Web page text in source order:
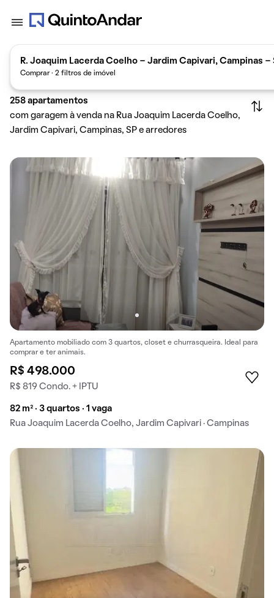
R. Joaquim Lacerda Coelho - Jardim Capivari, Campinas -
Comprar · 2 filtros de imóvel
258 apartamentos
com garagem à venda na Rua Joaquim Lacerda Coelho,
Jardim Capivari, Campinas, SP e arredores
Apartamento mobiliado com 3 quartos, closet e churrasqueira. Ideal para
comprar e ter animais.
R$ 498.000
R$ 819 Condo. + IPTU
82 m² · 3 quartos · 1 vaga
Rua Joaquim Lacerda Coelho, Jardim Capivari · Campinas